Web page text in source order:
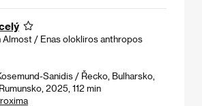
Almost / Enas olokliros anthropos
Sanidis / Řecko, Bulharsko,
2025, 112 min